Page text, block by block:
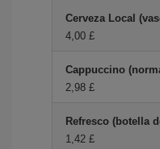
Cerveza Local
4,00 £
Cappuccino
2,98 £
Refresco (botella
1,42 £